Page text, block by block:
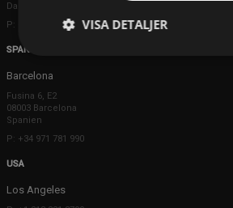
Danmark
P: +45 3698 8480
SPANIEN
Barcelona
Fusina 6, E2
08003 Barcelona
Spanien
P: +34 971 781 990
USA
Los Angeles
VISA DETALJER